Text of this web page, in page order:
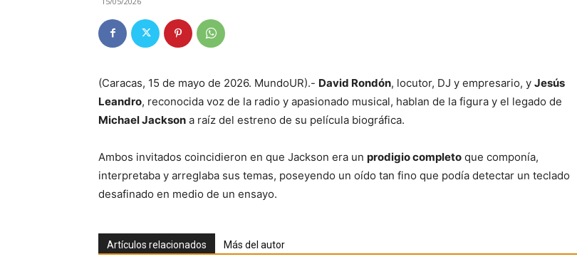
(Caracas, 15 de mayo de 2026. MundoUR).- David Rondón, locutor, DJ y empresario, y Jesús
Leandro, reconocida voz de la radio y apasionado musical, hablan de la figura y el legado de
Michael Jackson a raíz del estreno de su película biográfica.
Ambos invitados coincidieron en que Jackson era un prodigio completo que componía,
interpretaba y arreglaba sus temas, poseyendo un oído tan fino que podía detectar un teclado
desafinado en medio de un ensayo.
Artículos relacionados Más del autor